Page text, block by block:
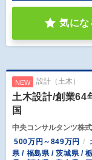
気にな
NEW 設計（土木）
土木設計/創業64
国
中央コンサルタンツ株
500万円～849万円
県 / 福島県 / 茨城県 /